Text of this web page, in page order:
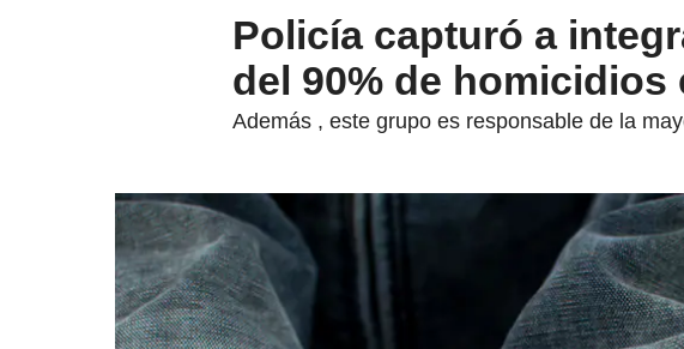
Policía capturó a
del 90% de homicidios
Además , este grupo es responsable de la